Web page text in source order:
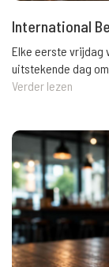
International
Elke eerste vrijdag
uitstekende dag
Verder lezen